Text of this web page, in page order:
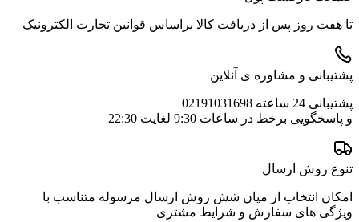
تا هفت روز پس از دریافت کالا براساس قوانین تجارت الکترونیک
پشتیبانی و مشاوره ی آنلاین
پشتیبانی 24 ساعته 02191031698
و پاسخگویی برخط در ساعات 9:30 لغایت 22:30
تنوع روش ارسال
امکان انتخاب از میان شش روش ارسال مرسوله متناسب با
ویژگی های سفارش و شرایط مشتری